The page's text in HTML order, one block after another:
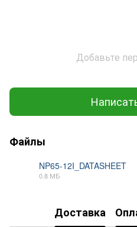
Добавьте
Файлы
NP65-12I_DATASHEET
0.8 МБ
Доставка